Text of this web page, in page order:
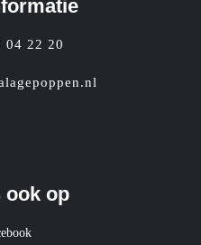
04 22 20
ook op